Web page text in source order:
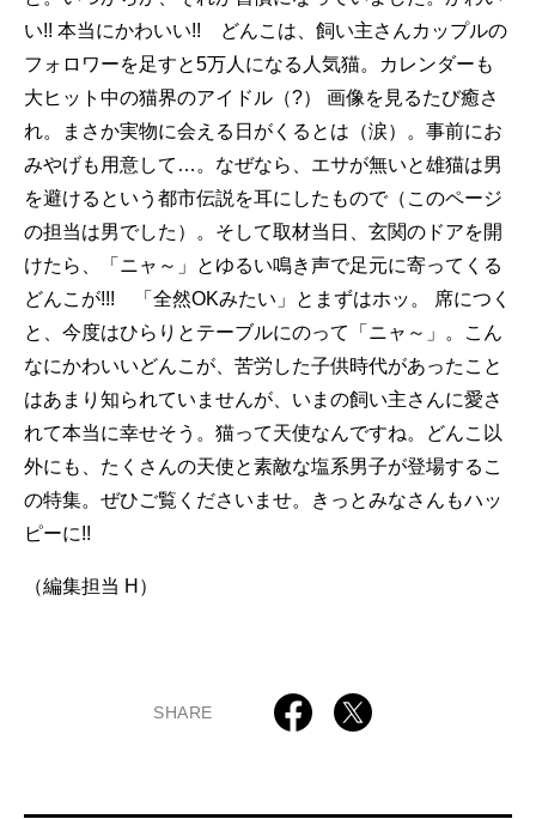
い!! 本当にかわいい!! どんこは、飼い主さんカップルの
フォロワーを足すと5万人になる人気猫。カレンダーも
大ヒット中の猫界のアイドル（?） 画像を見るたび癒さ
れ。まさか実物に会える日がくるとは（涙）。事前にお
みやげも用意して…。なぜなら、エサが無いと雄猫は男
を避けるという都市伝説を耳にしたもので（このページ
の担当は男でした）。そして取材当日、玄関のドアを開
けたら、「ニャ～」とゆるい鳴き声で足元に寄ってくる
どんこが!!! 「全然OKみたい」とまずはホッ。 席につく
と、今度はひらりとテーブルにのって「ニャ～」。こん
なにかわいいどんこが、苦労した子供時代があったこと
はあまり知られていませんが、いまの飼い主さんに愛さ
れて本当に幸せそう。猫って天使なんですね。どんこ以
外にも、たくさんの天使と素敵な塩系男子が登場するこ
の特集。ぜひご覧くださいませ。きっとみなさんもハッ
ピーに!!
（編集担当 H）
SHARE